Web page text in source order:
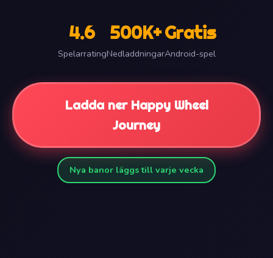
4.6
Spelarrating
500K+
Nedladdningar
Gratis
Android-spel
Ladda ner Happy Wheel
Journey
Nya banor läggs till varje vecka